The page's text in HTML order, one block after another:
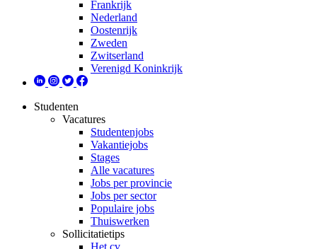
Frankrijk
Nederland
Oostenrijk
Zweden
Zwitserland
Verenigd Koninkrijk
Studenten
Vacatures
Studentenjobs
Vakantiejobs
Stages
Alle vacatures
Jobs per provincie
Jobs per sector
Populaire jobs
Thuiswerken
Sollicitatietips
Het cv